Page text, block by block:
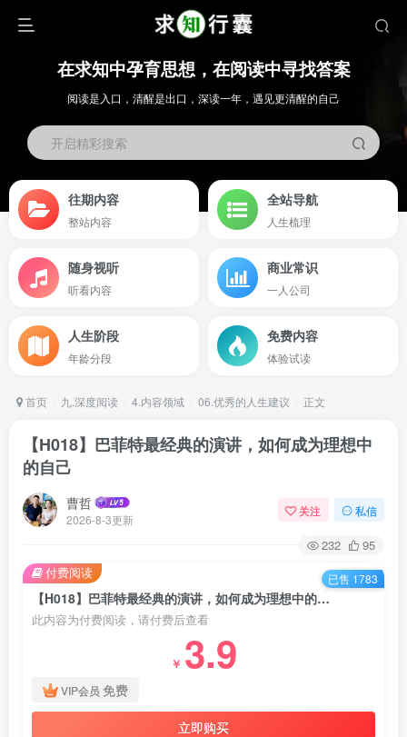
在求知中孕育思想，在阅读中寻找答案
阅读是入口，清醒是出口，深读一年，遇见更清醒的自己
开启精彩搜索
往期内容
整站内容
全站导航
人生梳理
随身视听
听看内容
商业常识
一人公司
人生阶段
年龄分段
免费内容
体验试读
首页 九.深度阅读 4.内容领域 06.优秀的人生建议 正文
【H018】巴菲特最经典的演讲，如何成为理想中
的自己
曹哲
2026-8-3更新
关注 私信
232 95
【H018】巴菲特最经典的演讲，如何成为理想中的自己
此内容为付费阅读，请付费后查看
￥ 3.9
VIP会员 免费
立即购买
付费阅读 已售 1783